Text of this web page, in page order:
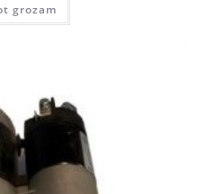
grozam